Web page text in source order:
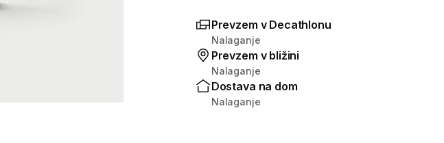
Prevzem v Decathlonu
Nalaganje
Prevzem v bližini
Nalaganje
Dostava na dom
Nalaganje